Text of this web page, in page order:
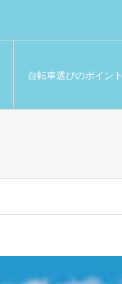
自転車選びのポイント